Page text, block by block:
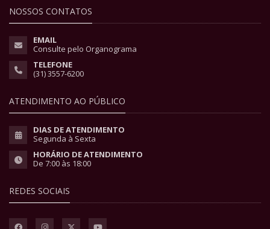
NOSSOS CONTATOS
EMAIL
Consulte pelo Organograma
TELEFONE
(31) 3557-6200
ATENDIMENTO AO PÚBLICO
DIAS DE ATENDIMENTO
Segunda à Sexta
HORÁRIO DE ATENDIMENTO
De 7:00 às 18:00
REDES SOCIAIS